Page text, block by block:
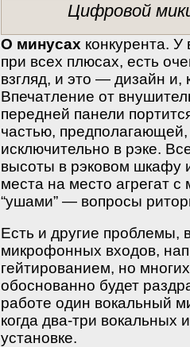
Цифровой
О минусах конкурента.
при всех плюсах, есть
взгляд, и это — дизайн и,
Впечатление от
передней панели
частью, предполагающей,
исключительно в рэке.
высоты в рэковом шкафу
места на место агрегат
“ушами” — вопросы
Есть и другие проблемы,
микрофонных входов,
гейтированием, но
обоснованно будет
работе один вокальный
когда два-три вокальных
установке.